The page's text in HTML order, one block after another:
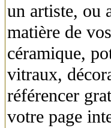
un artiste, ou
matière de
céramique,
vitraux,
référencer
votre page